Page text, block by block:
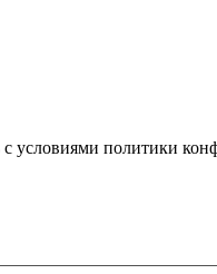
условиями политики